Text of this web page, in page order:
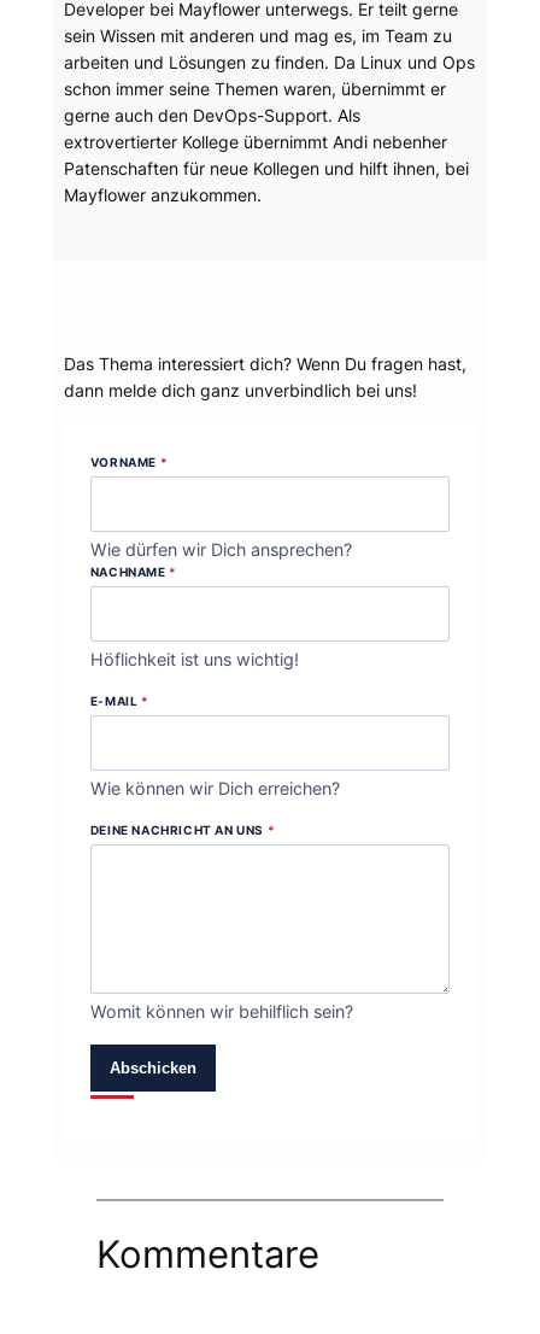
Developer bei Mayflower unterwegs. Er teilt gerne
sein Wissen mit anderen und mag es, im Team zu
arbeiten und Lösungen zu finden. Da Linux und Ops
schon immer seine Themen waren, übernimmt er
gerne auch den DevOps-Support. Als
extrovertierter Kollege übernimmt Andi nebenher
Patenschaften für neue Kollegen und hilft ihnen, bei
Mayflower anzukommen.
Das Thema interessiert dich? Wenn Du fragen hast,
dann melde dich ganz unverbindlich bei uns!
VORNAME *
Wie dürfen wir Dich ansprechen?
NACHNAME *
Höflichkeit ist uns wichtig!
E-MAIL *
Wie können wir Dich erreichen?
DEINE NACHRICHT AN UNS *
Womit können wir behilflich sein?
Abschicken
Kommentare